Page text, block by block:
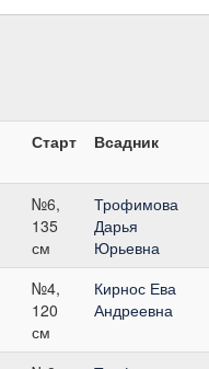
Старт Всадник
№6,
135
см
Трофимова
Дарья
Юрьевна
№4,
120
см
Кирнос Ева
Андреевна